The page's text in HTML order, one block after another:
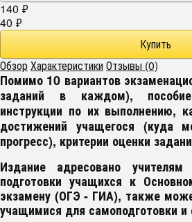
140 ₽
40 ₽
ОбзорХарактеристикиОтзывы (0)
Помимо 10 вариантов
заданий в каждом),
инструкции по их выполнению,
достижений учащегося (куда
прогресс), критерии оценки
Издание адресовано
подготовки учащихся к
экзамену (ОГЭ - ГИА), также
учащимися для самоподготовки и